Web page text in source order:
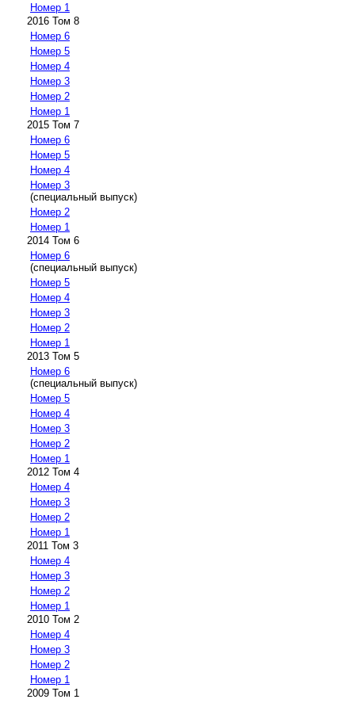
Номер 1
2016 Том 8
Номер 6
Номер 5
Номер 4
Номер 3
Номер 2
Номер 1
2015 Том 7
Номер 6
Номер 5
Номер 4
Номер 3
(специальный выпуск)
Номер 2
Номер 1
2014 Том 6
Номер 6
(специальный выпуск)
Номер 5
Номер 4
Номер 3
Номер 2
Номер 1
2013 Том 5
Номер 6
(специальный выпуск)
Номер 5
Номер 4
Номер 3
Номер 2
Номер 1
2012 Том 4
Номер 4
Номер 3
Номер 2
Номер 1
2011 Том 3
Номер 4
Номер 3
Номер 2
Номер 1
2010 Том 2
Номер 4
Номер 3
Номер 2
Номер 1
2009 Том 1